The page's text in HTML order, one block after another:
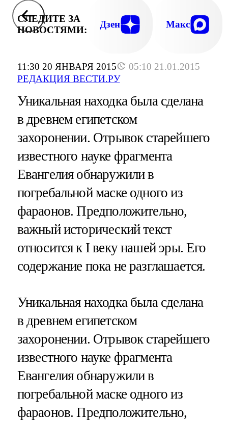
11:30 20 ЯНВАРЯ 2015
05:10 21.01.2015
РЕДАКЦИЯ ВЕСТИ.РУ
СЛЕДИТЕ ЗА
НОВОСТЯМИ:
Дзен Макс
Уникальная находка была сделана
в древнем египетском
захоронении. Отрывок старейшего
известного науке фрагмента
Евангелия обнаружили в
погребальной маске одного из
фараонов. Предположительно,
важный исторический текст
относится к I веку нашей эры. Его
содержание пока не разглашается.
Уникальная находка была сделана
в древнем египетском
захоронении. Отрывок старейшего
известного науке фрагмента
Евангелия обнаружили в
погребальной маске одного из
фараонов. Предположительно,